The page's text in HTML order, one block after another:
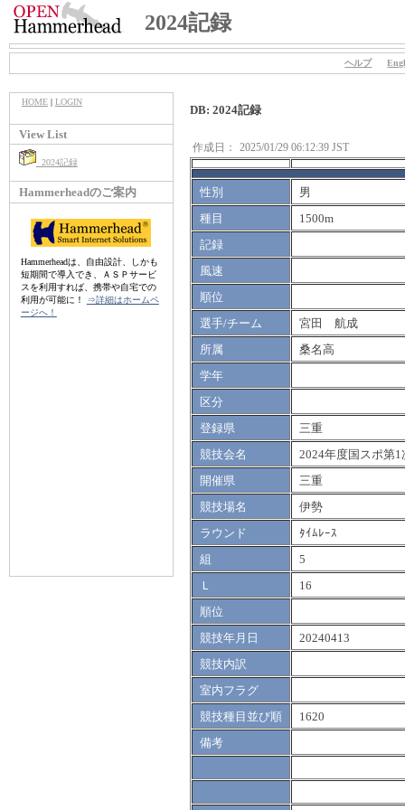
2024記録
ヘルプ
HOME| LOGIN
View List
2024記録
Hammerheadのご案内
Hammerheadは、自由設計、しかも
短期間で導入でき、ＡＳＰサービ
スを利用すれば、携帯や自宅での
利用が可能に！
⇒詳細はホームペ
ージへ！
DB: 2024記録
作成日： 2025/01/29 06:12:39 JST
性別
男
種目
1500m
記録
風速
順位
選手/チーム
宮田 航成
所属
桑名高
学年
区分
登録県
三重
競技会名
2024年度国スポ第1
開催県
三重
競技場名
伊勢
ラウンド
ﾀｲﾑﾚｰｽ
組
5
Ｌ
16
順位
競技年月日
20240413
競技内訳
室内フラグ
競技種目並び順
1620
備考